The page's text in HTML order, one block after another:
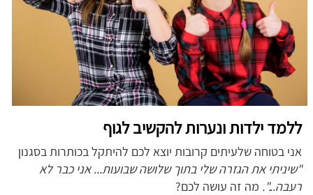
ללמד ילדות ונערות להקשיב לגוף
אני בטוחה שלעיתים קרובות יוצא לכם להיתקל בכותרות בסגנון
"שיניתי את הגזרה שלי בתוך שלושה שבועות... אני כבר לא
רעבה...". מה זה עושה לכם?